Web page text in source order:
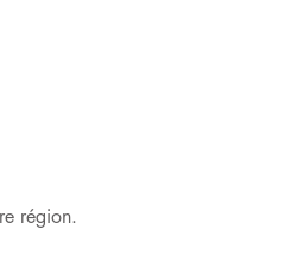
région.